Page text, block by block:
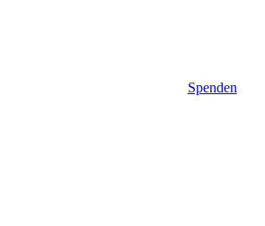
Spenden